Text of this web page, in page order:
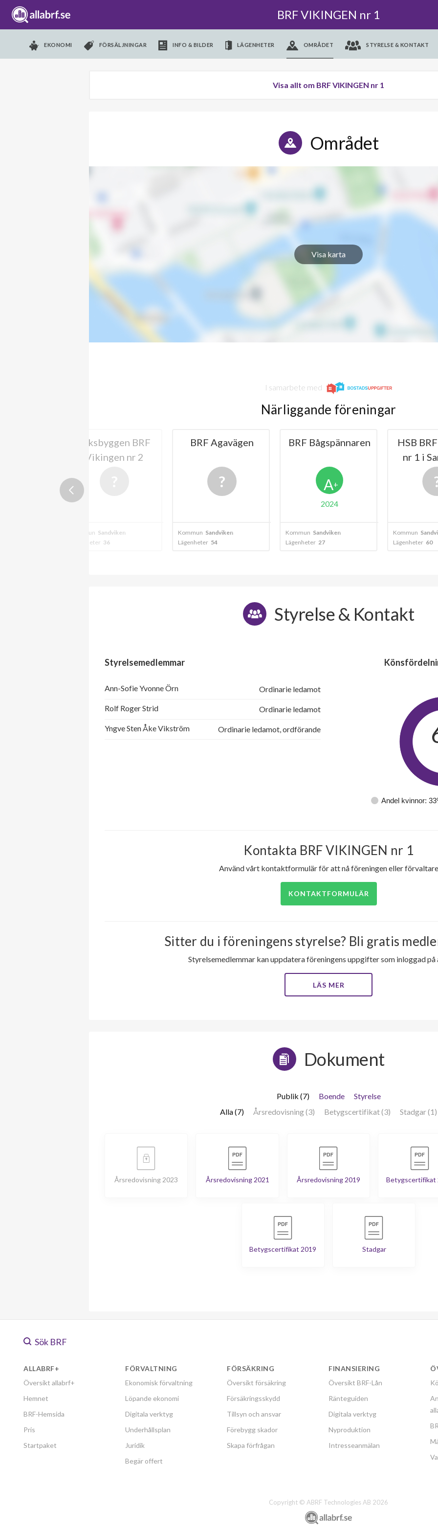
BRF VIKINGEN nr 1
EKONOMI FÖRSÄLJNINGAR INFO & BILDER LÄGENHETER OMRÅDET STYRELSE & KONTAKT
Visa allt om BRF VIKINGEN nr 1
Området
Visa karta
I samarbete med
Närliggande föreningar
Riksbyggen BRF
Vikingen nr 2
Kommun Sandviken
Lägenheter 36
BRF Agavägen
Kommun Sandviken
Lägenheter 54
BRF Bågspännaren
A+
2024
Kommun Sandviken
Lägenheter 27
HSB
nr 1 i
Kommun
Lägenheter 60
Styrelse & Kontakt
Styrelsemedlemmar
Ann-Sofie Yvonne Örn Ordinarie ledamot
Rolf Roger Strid Ordinarie ledamot
Yngve Sten Åke Vikström Ordinarie ledamot, ordförande
Andel kvinnor:
Kontakta BRF VIKINGEN nr 1
Använd vårt kontaktformulär för att nå föreningen eller förvaltare
KONTAKTFORMULÄR
Sitter du i föreningens styrelse? Bli gratis
Styrelsemedlemmar kan uppdatera föreningens uppgifter som inloggad på
LÄS MER
Dokument
Publik (7) Boende
Styrelse
Alla (7)
Årsredovisning (3) Betygscertifikat (3) Stadgar (1)
Årsredovisning 2023 Årsredovisning 2021 Årsredovisning 2019 Betygscertifikat
Betygscertifikat 2019 Stadgar
Sök BRF
ALLABRF+
Översikt allabrf+
Hemnet
BRF-Hemsida
Pris
Startpaket
FÖRVALTNING
Ekonomisk förvaltning
Löpande ekonomi
Digitala verktyg
Underhållsplan
Juridik
Begär offert
FÖRSÄKRING
Översikt försäkring
Försäkringsskydd
Tillsyn och ansvar
Förebygg skador
Skapa förfrågan
FINANSIERING
Översikt BRF-Lån
Ränteguiden
Digitala verktyg
Nyproduktion
Intresseanmälan
Copyright © ABRF Technologies AB 2026